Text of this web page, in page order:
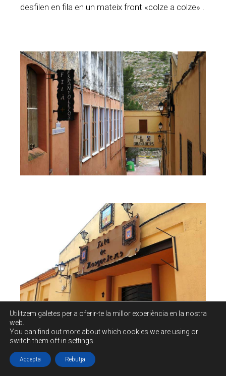
desfilen en fila en un mateix front «colze a colze» .
Retrocedeixo per prendre el
Utilitzem galetes per a oferir-te la millor experiència en la nostra
web.
You can find out more about which cookies we are using or
switch them off in settings
Accepta Rebutja